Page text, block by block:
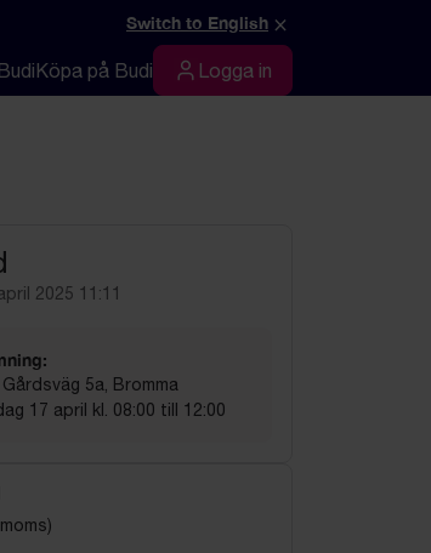
Switch to English ×
Köpa på Budi Logga in
Logga in
2025 11:11
Gårdsväg 5a, Bromma
17 april kl. 08:00 till 12:00